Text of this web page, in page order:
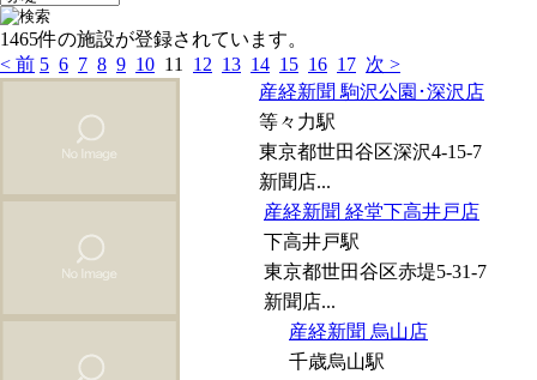
1465件の施設が登録されています。
< 前 5 6 7 8 9 10 11 12 13 14 15 16 17 次 >
産経新聞 駒沢公園･深沢店
等々力駅
東京都世田谷区深沢4-15-7
新聞店...
産経新聞 経堂下高井戸店
下高井戸駅
東京都世田谷区赤堤5-31-7
新聞店...
産経新聞 烏山店
千歳烏山駅